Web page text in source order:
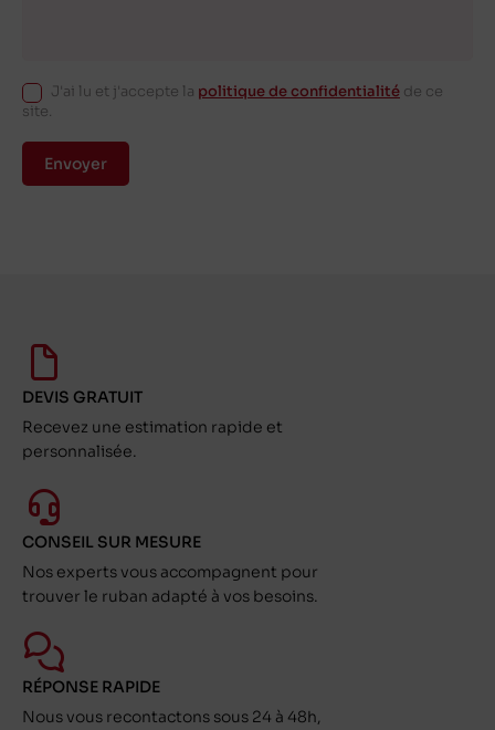
J'ai lu et j'accepte la politique de confidentialité de ce
site.
Envoyer
DEVIS GRATUIT
Recevez une estimation rapide et
personnalisée.
CONSEIL SUR MESURE
Nos experts vous accompagnent pour
trouver le ruban adapté à vos besoins.
RÉPONSE RAPIDE
Nous vous recontactons sous 24 à 48h,